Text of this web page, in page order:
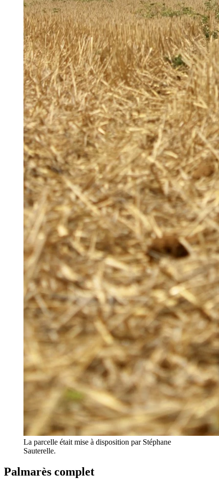
La parcelle était mise à disposition par Stéphane
Sauterelle.
Palmarès complet